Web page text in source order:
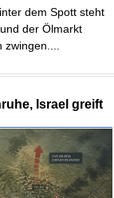
dem Spott steht
der Ölmarkt
zwingen....
Israel greift